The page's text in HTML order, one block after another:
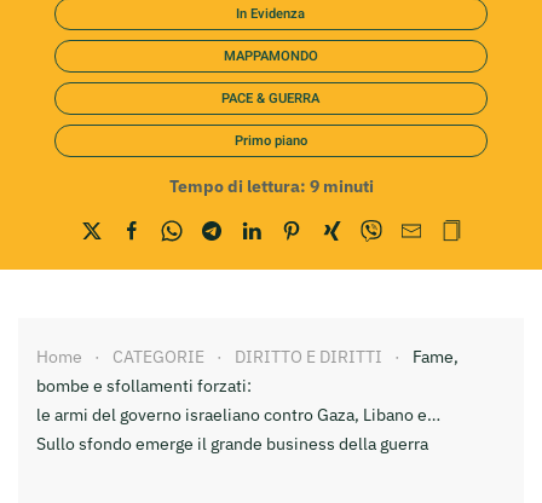
In Evidenza
MAPPAMONDO
PACE & GUERRA
Primo piano
Tempo di lettura: 9 minuti
Home CATEGORIE DIRITTO E DIRITTI
Fame,
bombe e sfollamenti forzati:
le armi del governo israeliano contro Gaza, Libano e…
Sullo sfondo emerge il grande business della guerra